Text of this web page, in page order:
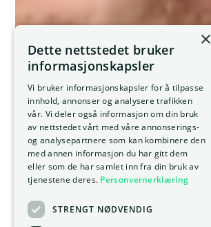
×
Dette nettstedet bruker
informasjonskapsler
Vi bruker informasjonskapsler for å tilpasse
innhold, annonser og analysere trafikken
vår. Vi deler også informasjon om din bruk
av nettstedet vårt med våre annonserings-
og analysepartnere som kan kombinere den
med annen informasjon du har gitt dem
eller som de har samlet inn fra din bruk av
tjenestene deres. Personvernerklæring
STRENGT NØDVENDIG